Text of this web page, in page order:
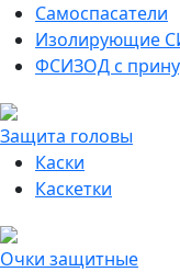
Самоспасатели
Изолирующие
ФСИЗОД с
Защита головы
Каски
Каскетки
Очки защитные